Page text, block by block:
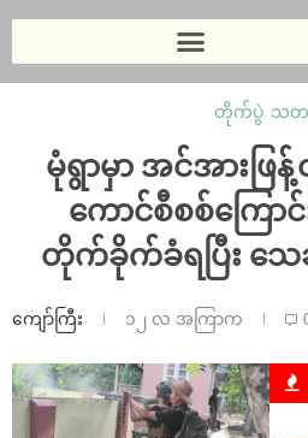
တိုက်ပွဲ, သတ
မုံရွာမှာ အင်အားဖ
ကောင်စီစစ်ကြေ
တိုက်ခိုက်ခံရပြီး သ
ကျော်ကြီး ၁၂ လ အကြာက